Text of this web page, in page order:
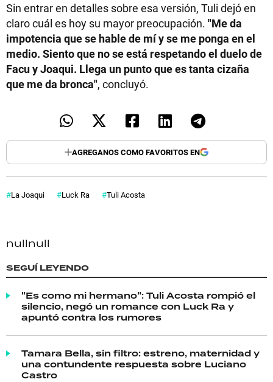
Sin entrar en detalles sobre esa versión, Tuli dejó en
claro cuál es hoy su mayor preocupación. "Me da
impotencia que se hable de mí y se me ponga en el
medio. Siento que no se está respetando el duelo de
Facu y Joaqui. Llega un punto que es tanta cizaña
que me da bronca", concluyó.
AGREGANOS COMO FAVORITOS EN
La Joaqui Luck Ra Tuli Acosta
nullnull
SEGUÍ LEYENDO
"Es como mi hermano": Tuli Acosta rompió el
silencio, negó un romance con Luck Ra y
apuntó contra los rumores
Tamara Bella, sin filtro: estreno, maternidad y
una contundente respuesta sobre Luciano
Castro